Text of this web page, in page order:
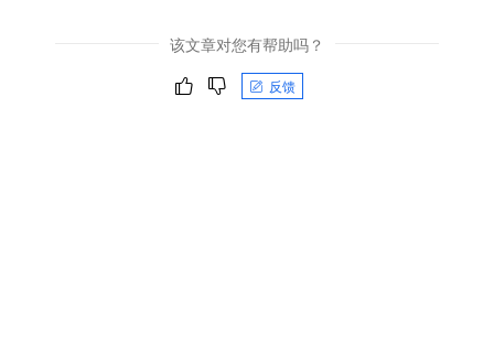
该文章对您有帮助吗？
反馈